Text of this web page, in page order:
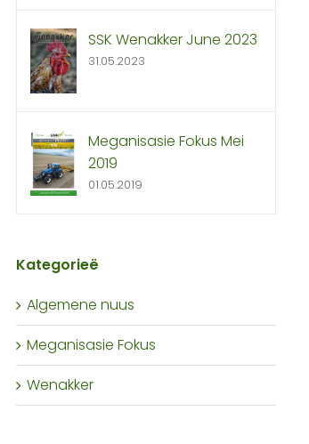
SSK Wenakker June 2023
31.05.2023
Meganisasie Fokus Mei
2019
01.05.2019
Kategorieë
Algemene nuus
Meganisasie Fokus
Wenakker